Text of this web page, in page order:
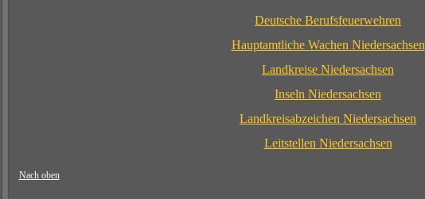
Deutsche Berufsfeuerwehren
Hauptamtliche Wachen Niedersachsen
Landkreise Niedersachsen
Inseln Niedersachsen
Landkreisabzeichen Niedersachsen
Leitstellen Niedersachsen
Nach oben